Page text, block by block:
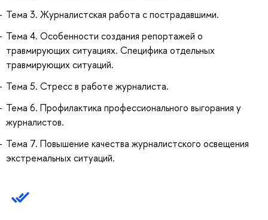
Тема 3. Журналистская работа с пострадавшими.
Тема 4. Особенности создания репортажей о
травмирующих ситуациях. Специфика отдельных
травмирующих ситуаций.
Тема 5. Стресс в работе журналиста.
Тема 6. Профилактика профессионального выгорания у
журналистов.
Тема 7. Повышение качества журналистского освещения
экстремальных ситуаций.